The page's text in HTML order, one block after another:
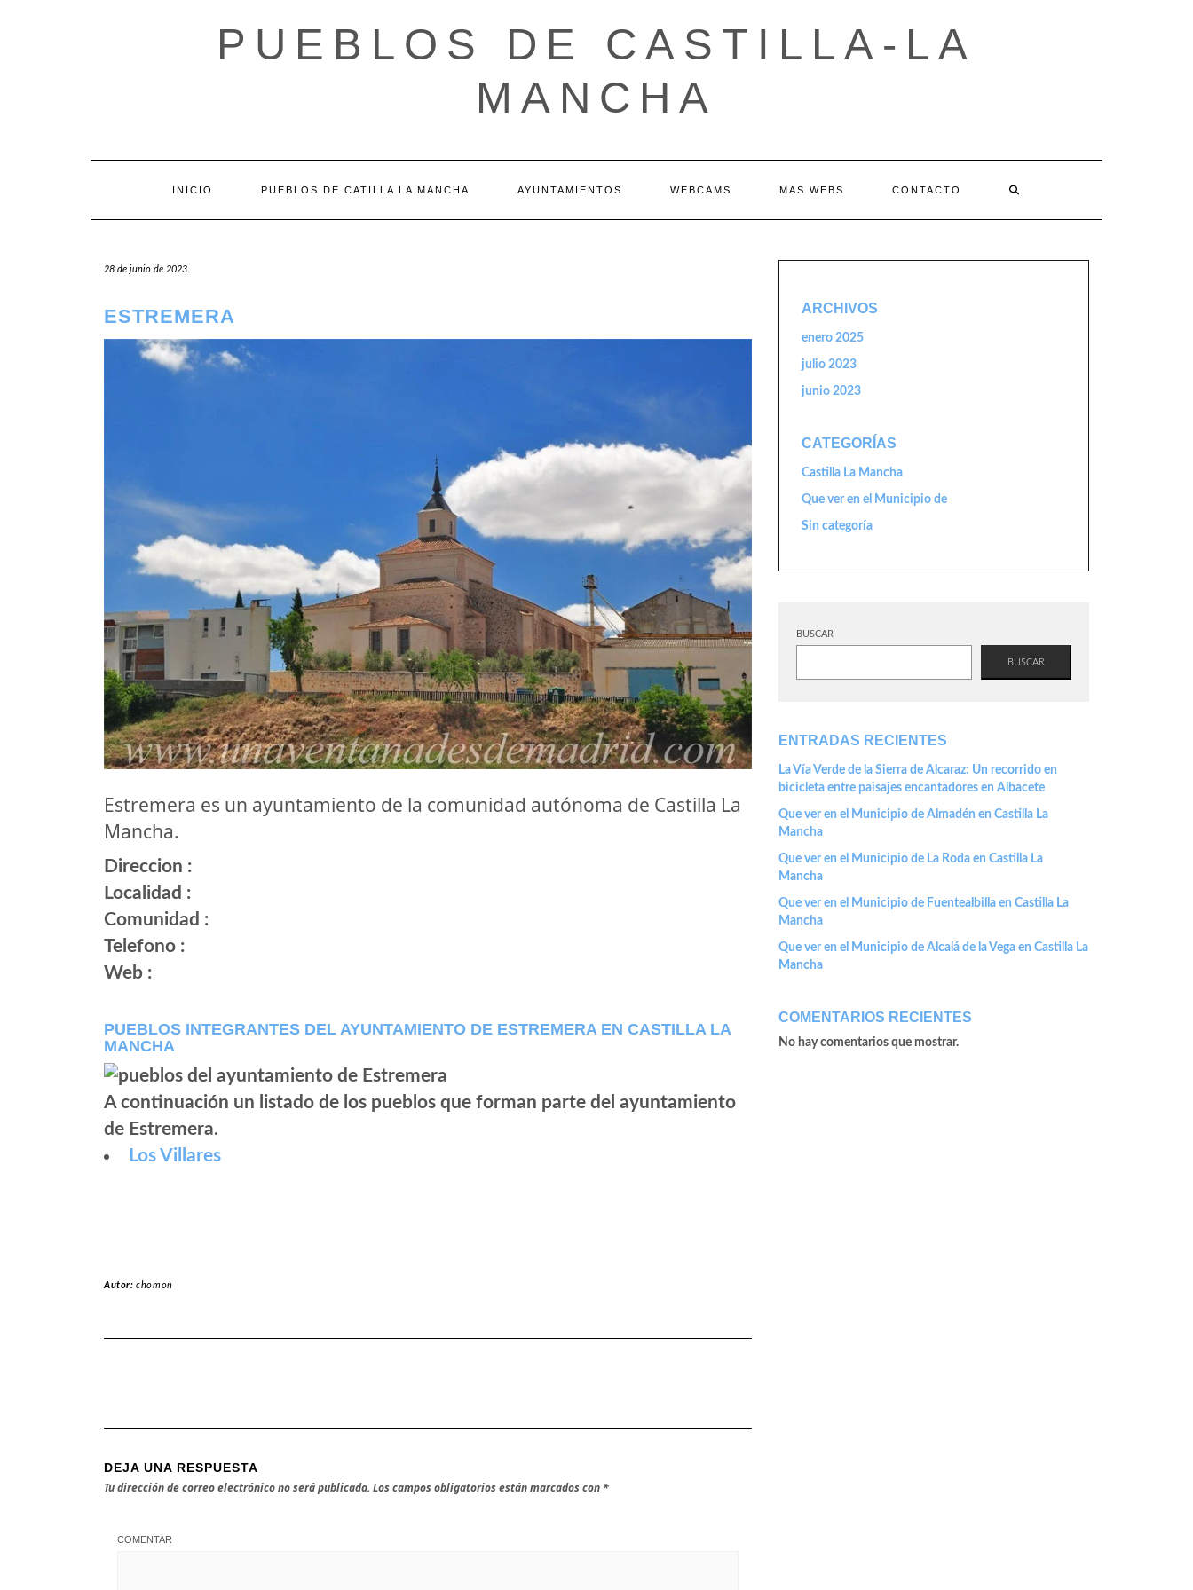
PUEBLOS DE CASTILLA-LA
MANCHA
INICIO PUEBLOS DE CATILLA LA MANCHA AYUNTAMIENTOS WEBCAMS MAS WEBS CONTACTO
28 de junio de 2023
ESTREMERA
Estremera es un ayuntamiento de la comunidad autónoma de Castilla La
Mancha.
Direccion :
Localidad :
Comunidad :
Telefono :
Web :
PUEBLOS INTEGRANTES DEL AYUNTAMIENTO DE ESTREMERA EN CASTILLA LA
MANCHA
A continuación un listado de los pueblos que forman parte del ayuntamiento
de Estremera.
Los Villares
Autor:chomon
DEJA UNA RESPUESTA
Tu dirección de correo electrónico no será publicada. Los campos obligatorios están marcados con *
COMENTAR
ARCHIVOS
enero 2025
julio 2023
junio 2023
CATEGORÍAS
Castilla La Mancha
Que ver en el Municipio de
Sin categoría
BUSCAR
BUSCAR
ENTRADAS RECIENTES
La Vía Verde de la Sierra de Alcaraz: Un recorrido en
bicicleta entre paisajes encantadores en Albacete
Que ver en el Municipio de Almadén en Castilla La
Mancha
Que ver en el Municipio de La Roda en Castilla La
Mancha
Que ver en el Municipio de Fuentealbilla en Castilla La
Mancha
Que ver en el Municipio de Alcalá de la Vega en Castilla La
Mancha
COMENTARIOS RECIENTES
No hay comentarios que mostrar.